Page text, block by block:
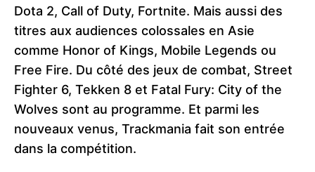
Dota 2, Call of Duty, Fortnite. Mais aussi des
titres aux audiences colossales en Asie
comme Honor of Kings, Mobile Legends ou
Free Fire. Du côté des jeux de combat, Street
Fighter 6, Tekken 8 et Fatal Fury: City of the
Wolves sont au programme. Et parmi les
nouveaux venus, Trackmania fait son entrée
dans la compétition.